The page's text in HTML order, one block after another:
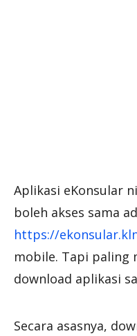
Aplikasi eKonsular
boleh akses sama
https://
mobile. Tapi paling
download aplikasi
Secara asasnya,